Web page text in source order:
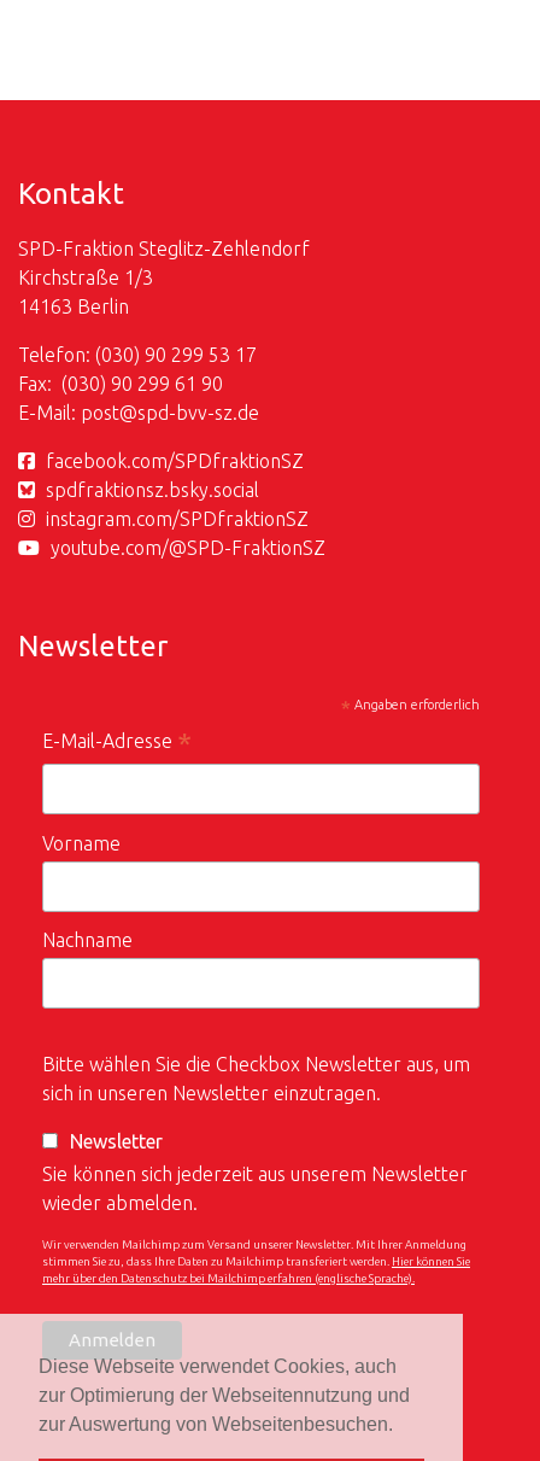
Diese Webseite verwendet Cookies, auch
zur Optimierung der Webseitennutzung und
zur Auswertung von Webseitenbesuchen.
Kontakt
SPD-Fraktion Steglitz-Zehlendorf
Kirchstraße 1/3
14163 Berlin
Telefon: (030) 90 299 53 17
Fax: (030) 90 299 61 90
E-Mail: post@spd-bvv-sz.de
facebook.com/SPDfraktionSZ
spdfraktionsz.bsky.social
instagram.com/SPDfraktionSZ
youtube.com/@SPD-FraktionSZ
Newsletter
* Angaben erforderlich
E-Mail-Adresse *
Vorname
Nachname
Bitte wählen Sie die Checkbox Newsletter aus, um
sich in unseren Newsletter einzutragen.
Newsletter
Sie können sich jederzeit aus unserem Newsletter
wieder abmelden.
Wir verwenden Mailchimp zum Versand unserer Newsletter. Mit Ihrer Anmeldung
stimmen Sie zu, dass Ihre Daten zu Mailchimp transferiert werden. Hier können Sie
mehr über den Datenschutz bei Mailchimp erfahren (englische Sprache).